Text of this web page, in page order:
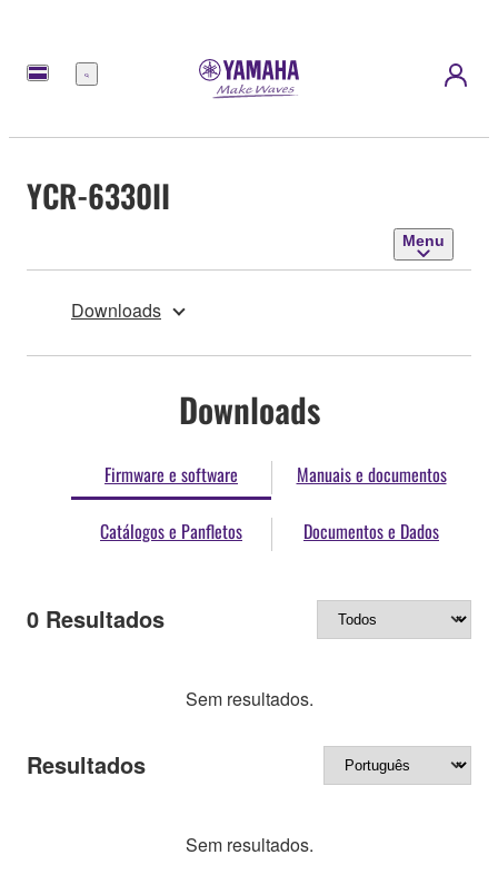
Menu
YCR-6330II
Menu
Downloads
Downloads
Firmware e software Manuais e documentos
Catálogos e Panfletos Documentos e Dados
0 Resultados
Sem resultados.
Resultados
Sem resultados.